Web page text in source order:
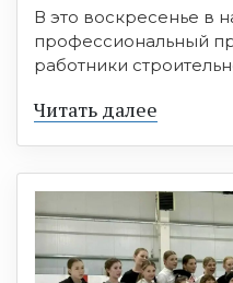
В это воскресенье в
профессиональный
работники
Читать далее